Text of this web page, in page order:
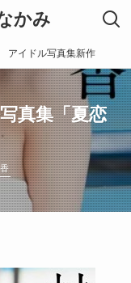
かみ
アイドル写真集新作
真集「夏恋